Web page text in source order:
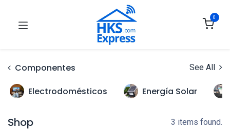
0
Componentes See All
Electrodomésticos Energía Solar
Shop 3 items found.